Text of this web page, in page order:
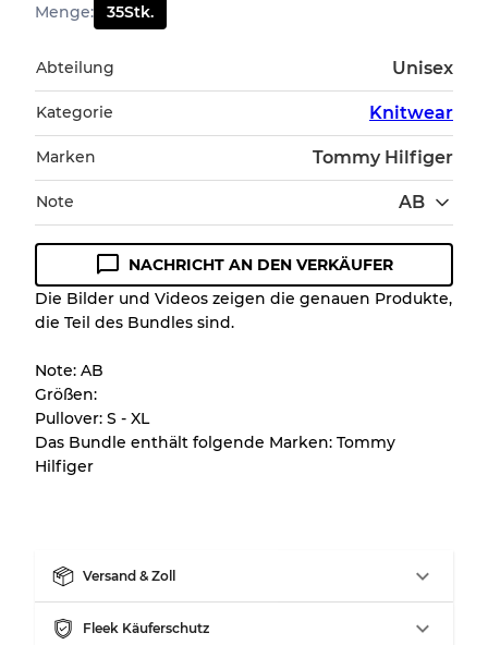
Menge: 35Stk.
Abteilung Unisex
Kategorie Knitwear
Marken Tommy Hilfiger
Note AB
Zustandsrichtlinie
Alle Produkte enthalten eine Qualitätsstufe,
jedes Artikels vor dem Kauf nachvollziehen
können.
Es gibt eine Fehlermarge von bis zu
10%
aufgrund des Großhandels
NACHRICHT AN DEN VERKÄUFER
Die Bilder und Videos zeigen die genauen Produkte,
die Teil des Bundles sind.
Note: AB
Größen:
Pullover: S - XL
Das Bundle enthält folgende Marken: Tommy
Hilfiger
Versand & Zoll
Fleek Käuferschutz